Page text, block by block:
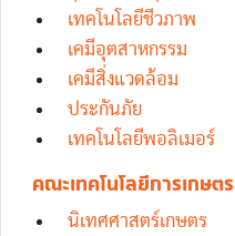
เทคโนโลยีชีวภาพ
เคมีอุตสาหกรรม
เคมีสิ่งแวดล้อม
ประกันภัย
เทคโนโลยีพอลิเมอร์
คณะเทคโนโลยีการเกษตร
นิเทศศาสตร์เกษตร